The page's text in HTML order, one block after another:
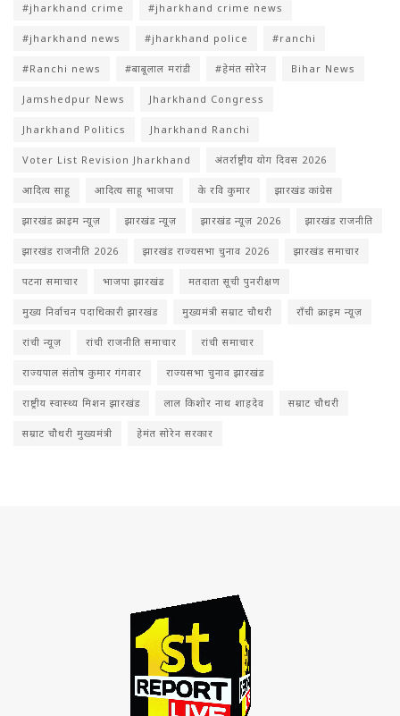
#jharkhand crime #jharkhand crime news
#jharkhand news #jharkhand police #ranchi
#Ranchi news #बाबूलाल मरांडी #हेमंत सोरेन Bihar News
Jamshedpur News Jharkhand Congress
Jharkhand Politics Jharkhand Ranchi
Voter List Revision Jharkhand अंतर्राष्ट्रीय योग दिवस 2026
आदित्य साहू आदित्य साहू भाजपा के रवि कुमार झारखंड कांग्रेस
झारखंड क्राइम न्यूज़ झारखंड न्यूज़ झारखंड न्यूज़ 2026 झारखंड राजनीति
झारखंड राजनीति 2026 झारखंड राज्यसभा चुनाव 2026 झारखंड समाचार
पटना समाचार भाजपा झारखंड मतदाता सूची पुनरीक्षण
मुख्य निर्वाचन पदाधिकारी झारखंड मुख्यमंत्री सम्राट चौधरी राँची क्राइम न्यूज़
रांची न्यूज़ रांची राजनीति समाचार रांची समाचार
राज्यपाल संतोष कुमार गंगवार राज्यसभा चुनाव झारखंड
राष्ट्रीय स्वास्थ्य मिशन झारखंड लाल किशोर नाथ शाहदेव सम्राट चौधरी
सम्राट चौधरी मुख्यमंत्री हेमंत सोरेन सरकार